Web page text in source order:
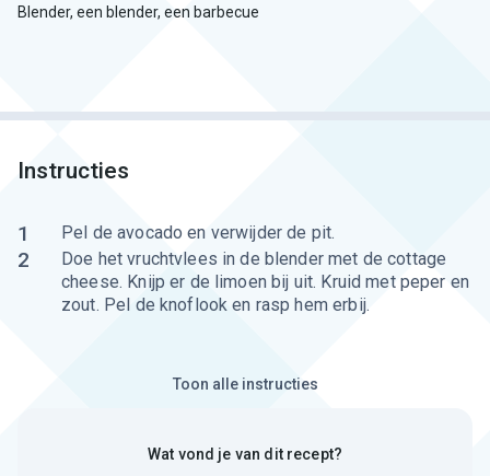
Blender, een blender, een barbecue
Instructies
1 Pel de avocado en verwijder de pit.
2
Doe het vruchtvlees in de blender met de cottage
cheese. Knijp er de limoen bij uit. Kruid met peper en
zout. Pel de knoflook en rasp hem erbij.
Toon alle instructies
Wat vond je van dit recept?